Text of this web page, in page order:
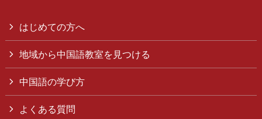
はじめての方へ
地域から中国語教室を見つける
中国語の学び方
よくある質問